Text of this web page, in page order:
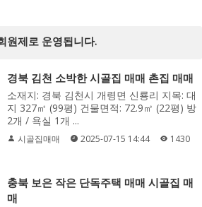
원제로 운영됩니다.
경북 김천 소박한 시골집 매매 촌집 매매
소재지: 경북 김천시 개령면 신룡리 지목: 대
지 327㎡ (99평) 건물면적: 72.9㎡ (22평) 방
2개 / 욕실 1개 ...
시골집매매 2025-07-15 14:44 1430
충북 보은 작은 단독주택 매매 시골집 매
매